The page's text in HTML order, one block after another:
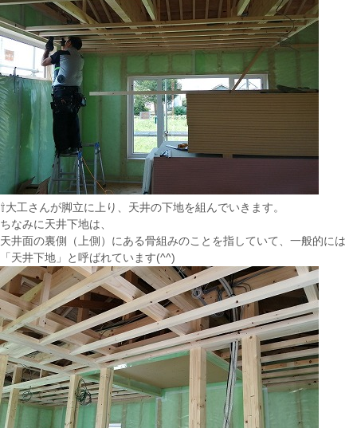
⇧大工さんが脚立に上り、天井の下地を組んでいきます。
ちなみに天井下地は、
天井面の裏側（上側）にある骨組みのことを指していて、一般的には
「天井下地」と呼ばれています(^^)